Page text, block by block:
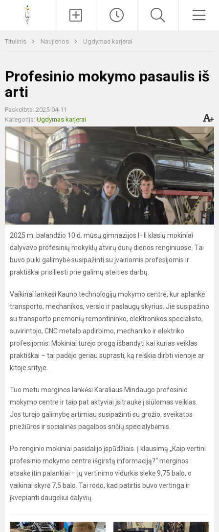
Titulinis Naujienos Ugdymas karjerai
Profesinio mokymo pasaulis iš
arti
Paskelbta: 2025-04-11
Kategorija: Ugdymas karjerai
2025 m. balandžio 10 d. mūsų gimnazijos I–II klasių mokiniai
dalyvavo profesinių mokyklų atvirų durų dienos renginiuose. Tai
buvo puiki galimybė susipažinti su įvairiomis profesijomis ir
praktiškai prisiliesti prie galimų ateities darbų.
Vaikinai lankėsi Kauno technologijų mokymo centre, kur aplankė
transporto, mechanikos, verslo ir paslaugų skyrius. Jie susipažino
su transporto priemonių remontininko, elektronikos specialisto,
suvirintojo, CNC metalo apdirbimo, mechaniko ir elektriko
profesijomis. Mokiniai turėjo progą išbandyti kai kurias veiklas
praktiškai – tai padėjo geriau suprasti, ką reiškia dirbti vienoje ar
kitoje srityje.
Tuo metu merginos lankėsi Karaliaus Mindaugo profesinio
mokymo centre ir taip pat aktyviai įsitraukė į siūlomas veiklas.
Jos turėjo galimybę artimiau susipažinti su grožio, sveikatos
priežiūros ir socialinės pagalbos sričių specialybėmis.
Po renginio mokiniai pasidalijo įspūdžiais. Į klausimą „Kaip vertini
profesinio mokymo centre išgirstą informaciją?“ merginos
atsakė itin palankiai – jų vertinimo vidurkis siekė 9,75 balo, o
vaikinai skyrė 7,5 balo. Tai rodo, kad patirtis buvo vertinga ir
įkvepianti daugeliui dalyvių.